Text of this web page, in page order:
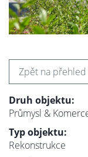
Zpět na přehled
Druh objektu:
Průmysl &
Typ objektu:
Rekonstrukce